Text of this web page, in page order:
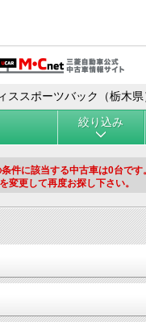
ススポーツバック（栃木
絞り込み
件に該当する中古車は0台です。
変更して再度お探し下さい。